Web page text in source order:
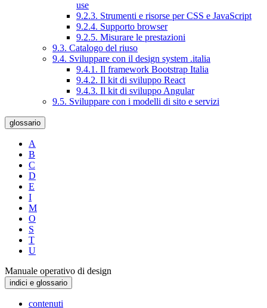
use
9.2.3. Strumenti e risorse per CSS e JavaScript
9.2.4. Supporto browser
9.2.5. Misurare le prestazioni
9.3. Catalogo del riuso
9.4. Sviluppare con il design system .italia
9.4.1. Il framework Bootstrap Italia
9.4.2. Il kit di sviluppo React
9.4.3. Il kit di sviluppo Angular
9.5. Sviluppare con i modelli di sito e servizi
glossario
A
B
C
D
E
I
M
O
S
T
U
Manuale operativo di design
indici e glossario
contenuti